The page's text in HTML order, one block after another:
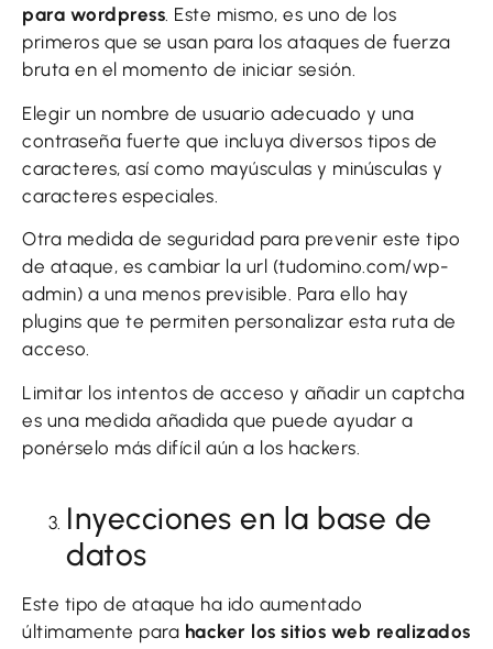
para wordpress. Este mismo, es uno de los
primeros que se usan para los ataques de fuerza
bruta en el momento de iniciar sesión.
Elegir un nombre de usuario adecuado y una
contraseña fuerte que incluya diversos tipos de
caracteres, así como mayúsculas y minúsculas y
caracteres especiales.
Otra medida de seguridad para prevenir este tipo
de ataque, es cambiar la url (tudomino.com/wp-
admin) a una menos previsible. Para ello hay
plugins que te permiten personalizar esta ruta de
acceso.
Limitar los intentos de acceso y añadir un captcha
es una medida añadida que puede ayudar a
ponérselo más difícil aún a los hackers.
Inyecciones en la base de
datos
Este tipo de ataque ha ido aumentado
últimamente para hacker los sitios web realizados